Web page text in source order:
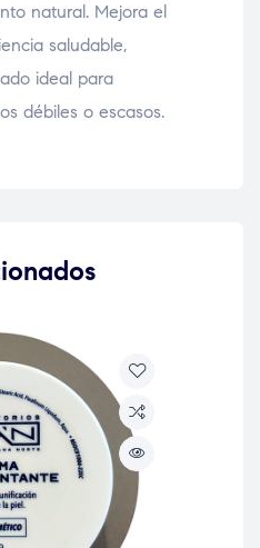
natural. Mejora el
saludable,
ideal para
débiles o escasos.